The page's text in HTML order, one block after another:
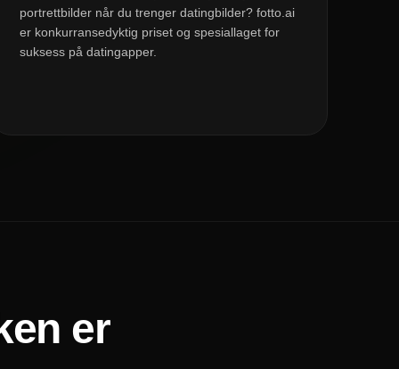
portrettbilder når du trenger datingbilder? fotto.ai
er konkurransedyktig priset og spesiallaget for
suksess på datingapper.
er